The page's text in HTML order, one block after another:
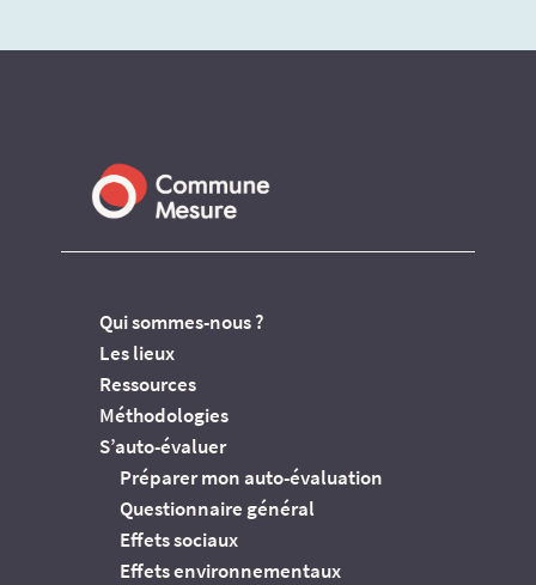
Qui sommes-nous ?
Les lieux
Ressources
Méthodologies
S’auto-évaluer
Préparer mon auto-évaluation
Questionnaire général
Effets sociaux
Effets environnementaux